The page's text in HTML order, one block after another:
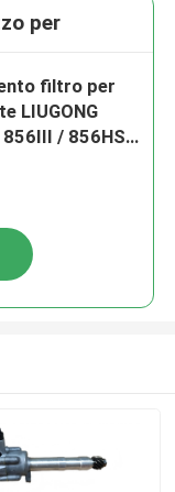
per
filtro per
LIUGONG
856III / 856HS /